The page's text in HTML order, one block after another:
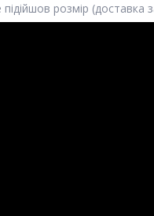
розмір (доставка